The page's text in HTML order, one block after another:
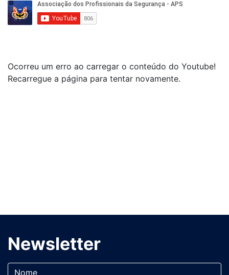
Ocorreu um erro ao carregar o conteúdo do Youtube!
Recarregue a página para tentar novamente.
Newsletter